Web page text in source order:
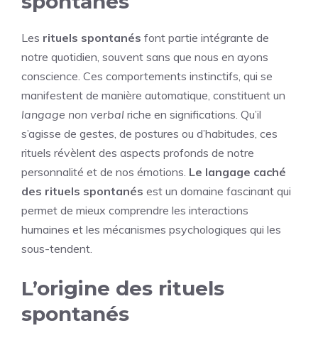
Les rituels spontanés font partie intégrante de
notre quotidien, souvent sans que nous en ayons
conscience. Ces comportements instinctifs, qui se
manifestent de manière automatique, constituent un
langage non verbal riche en significations. Qu’il
s’agisse de gestes, de postures ou d’habitudes, ces
rituels révèlent des aspects profonds de notre
personnalité et de nos émotions. Le langage caché
des rituels spontanés est un domaine fascinant qui
permet de mieux comprendre les interactions
humaines et les mécanismes psychologiques qui les
sous-tendent.
L’origine des rituels
spontanés